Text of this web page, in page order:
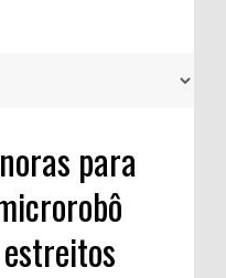
para